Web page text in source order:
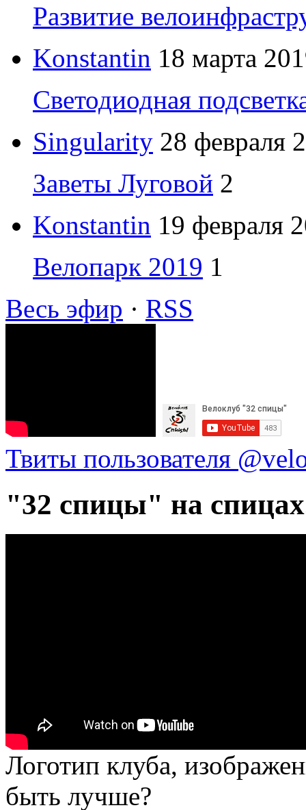
Развитие
Konstantin 18 марта
Светодиодная
Singularity 28 февраля
Заветы Луговой 2
Konstantin 19 февраля
Велопарк 2019 1
Весь эфир · RSS
Твиты пользователя
"32 спицы" на
Логотип клуба,
быть лучше?